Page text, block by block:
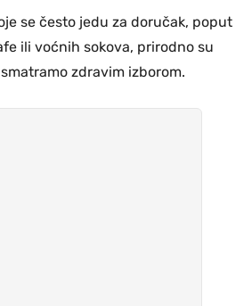
se često jedu za doručak, poput
ili voćnih sokova, prirodno su
zdravim izborom.